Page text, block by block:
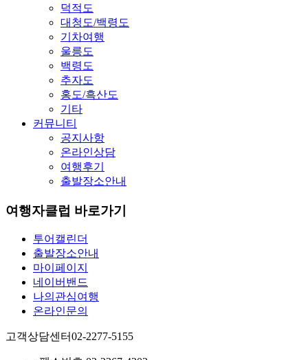
덕적도
대청도/백령도
기차여행
울릉도
백령도
추자도
홍도/흑산도
기타
커뮤니티
공지사항
온라인상담
여행후기
출발장소안내
여행자클럽 바로가기
투어캘린더
출발장소안내
마이페이지
네이버밴드
나의관심여행
온라인문의
고객상담센터02-2277-5155